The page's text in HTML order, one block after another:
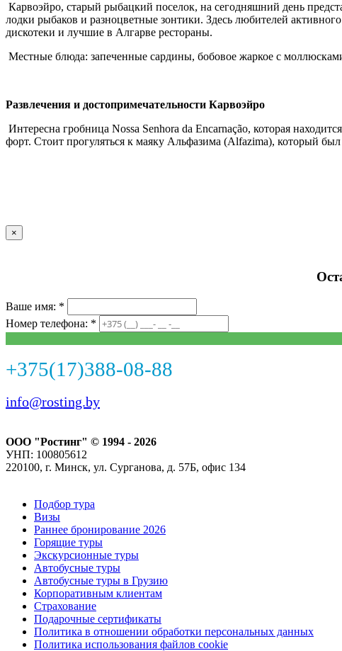
Карвоэйро, старый рыбацкий поселок, на сегодняшний день
лодки рыбаков и разноцветные зонтики. Здесь любителей
дискотеки и лучшие в Алгарве рестораны.
Местные блюда: запеченные сардины, бобовое жаркое с
Развлечения и достопримечательности Карвоэйро
Интересна гробница Nossa Senhora da Encarnação, которая
форт. Стоит прогуляться к маяку Альфазима (Alfazima), который
×
Ваше имя: *
Номер телефона: *
+375(17)388-08-88
info@rosting.by
ООО "Ростинг" © 1994 - 2026
УНП: 100805612
220100, г. Минск, ул. Сурганова, д. 57Б, офис 134
Подбор тура
Визы
Раннее бронирование 2026
Горящие туры
Экскурсионные туры
Автобусные туры
Автобусные туры в Грузию
Корпоративным клиентам
Страхование
Подарочные сертификаты
Политика в отношении обработки персональных данных
Политика использования файлов cookie